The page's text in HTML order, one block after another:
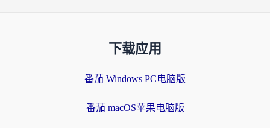
下载应用
番茄 Windows PC电脑版
番茄 macOS苹果电脑版